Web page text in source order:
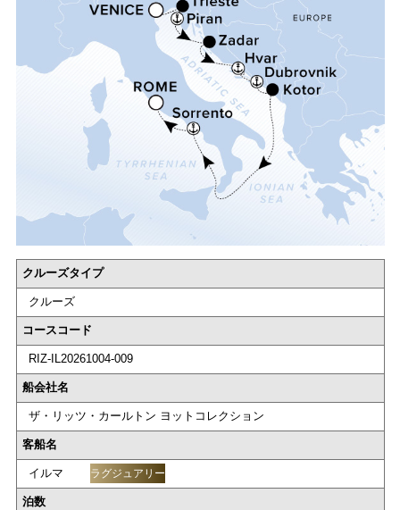
クルーズタイプ
クルーズ
コースコード
RIZ-IL20261004-009
船会社名
ザ・リッツ・カールトン ヨットコレクション
客船名
イルマ ラグジュアリー
泊数